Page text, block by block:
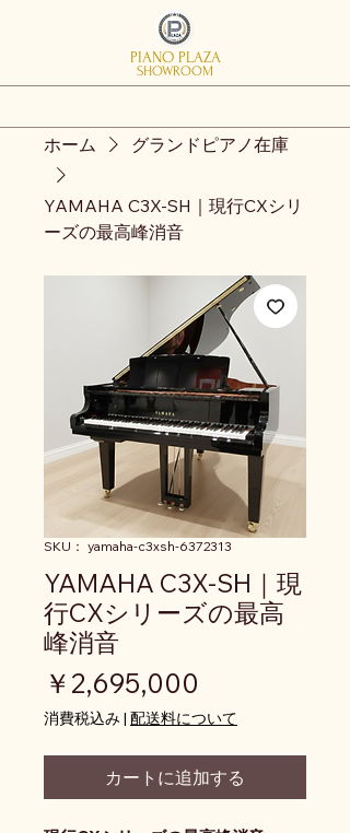
SHOWROOM
PIANO PLAZA
ホーム グランドピアノ在庫
YAMAHA C3X-SH｜現行CXシリ
ーズの最高峰消音
SKU： yamaha-c3xsh-6372313
YAMAHA C3X-SH｜現
行CXシリーズの最高
峰消音
￥2,695,000
消費税込み| 配送料について
カートに追加する